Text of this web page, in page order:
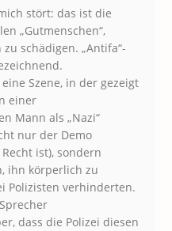
stört: das ist die
„Gutmenschen“,
schädigen. „Antifa“-
Szene, in der gezeigt
einer
Mann als „Nazi“
nur der Demo
ist), sondern
ihn körperlich zu
Polizisten verhinderten.
dass die Polizei diesen